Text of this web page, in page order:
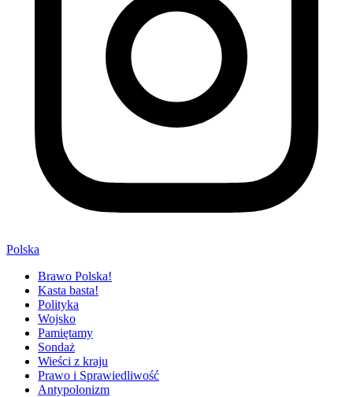
Polska
Brawo Polska!
Kasta basta!
Polityka
Wojsko
Pamiętamy
Sondaż
Wieści z kraju
Prawo i Sprawiedliwość
Antypolonizm